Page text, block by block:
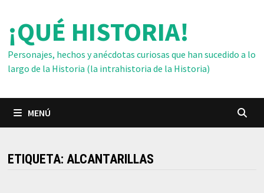
contenido
¡QUÉ HISTORIA!
Personajes, hechos y anécdotas curiosas que han sucedido a lo
largo de la Historia (la intrahistoria de la Historia)
MENÚ
ETIQUETA: ALCANTARILLAS